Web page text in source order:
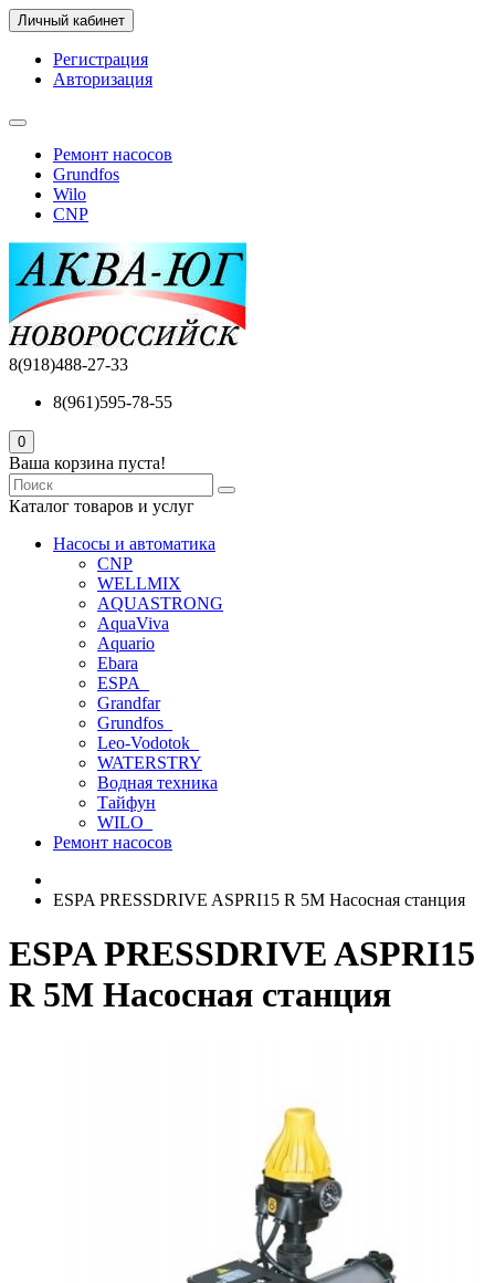
Личный кабинет
Регистрация
Авторизация
Ремонт насосов
Grundfos
Wilo
CNP
8(918)488-27-33
8(961)595-78-55
0
Ваша корзина пуста!
Каталог товаров и услуг
Насосы и автоматика
CNP
WELLMIX
AQUASTRONG
AquaViva
Aquario
Ebara
ESPA_
Grandfar
Grundfos_
Leo-Vodotok_
WATERSTRY
Водная техника
Тайфун
WILO_
Ремонт насосов
ESPA PRESSDRIVE ASPRI15 R 5M Насосная станция
ESPA PRESSDRIVE ASPRI15
R 5M Насосная станция